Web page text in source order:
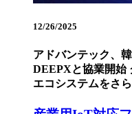
12/26/2025
アドバンテック、
DEEPXと協業開始
エコシステムをさ